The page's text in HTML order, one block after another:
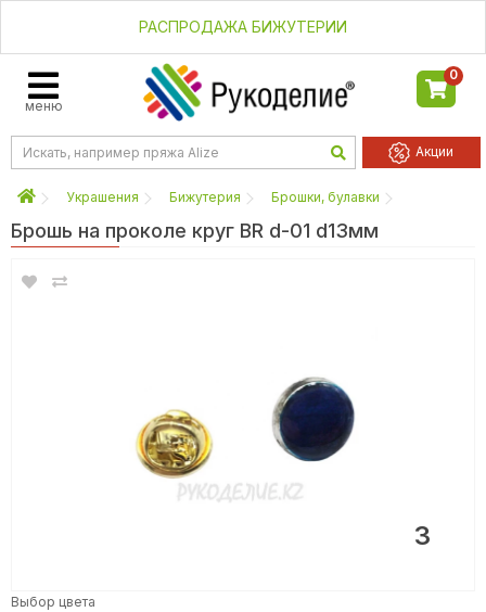
РАСПРОДАЖА БИЖУТЕРИИ
меню
0
Акции
Украшения Бижутерия Брошки, булавки
Брошь на проколе круг BR d-01 d13мм
3
Выбор цвета